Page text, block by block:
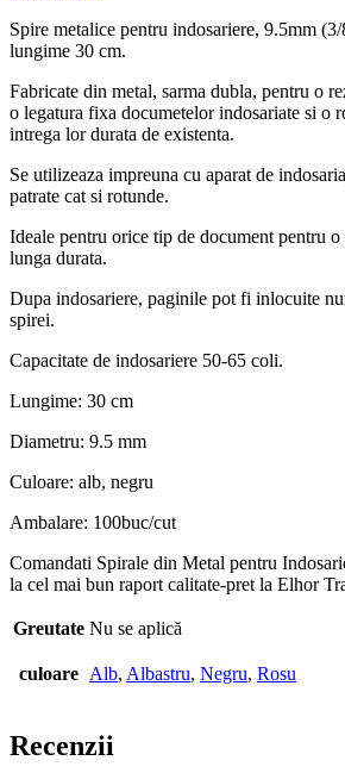
Spire metalice pentru indosariere, 9.5mm
lungime 30 cm.
Fabricate din metal, sarma dubla, pentru o
o legatura fixa documetelor indosariate si o
intrega lor durata de existenta.
Se utilizeaza impreuna cu aparat de
patrate cat si rotunde.
Ideale pentru orice tip de document pentru
lunga durata.
Dupa indosariere, paginile pot fi inlocuite
spirei.
Capacitate de indosariere 50-65 coli.
Lungime: 30 cm
Diametru: 9.5 mm
Culoare: alb, negru
Ambalare: 100buc/cut
Comandati Spirale din Metal pentru
la cel mai bun raport calitate-pret la Elhor
Greutate Nu se aplică
culoare Alb, Albastru, Negru, Rosu
Recenzii